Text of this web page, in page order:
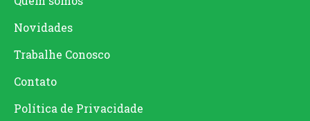
Novidades
Trabalhe Conosco
Contato
Política de Privacidade